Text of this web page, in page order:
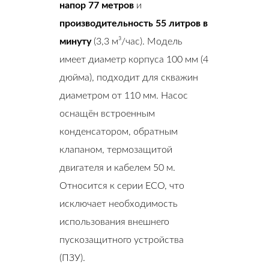
напор 77 метров и
производительность 55 литров в
минуту(3,3 м³/час). Модель
имеет диаметр корпуса 100 мм (4
дюйма), подходит для скважин
диаметром от 110 мм. Насос
оснащён встроенным
конденсатором, обратным
клапаном, термозащитой
двигателя и кабелем 50 м.
Относится к серии ECO, что
исключает необходимость
использования внешнего
пускозащитного устройства
(ПЗУ).